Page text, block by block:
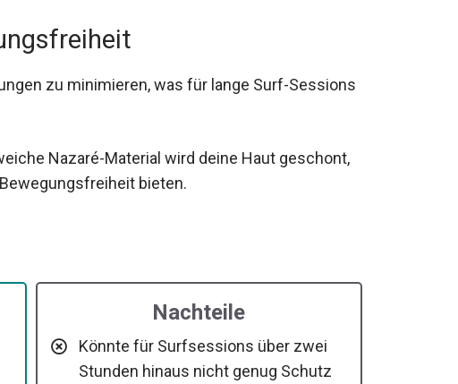
zu minimieren, was für lange Surf-Sessions
Nazaré-Material wird deine Haut geschont,
bieten.
Nachteile
Könnte für Surfsessions über zwei
Stunden hinaus nicht genug Schutz